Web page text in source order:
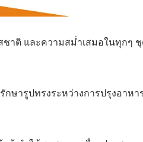
ชาติ และความสม่ำเสมอในทุกๆ
ษารูปทรงระหว่างการปรุงอาห